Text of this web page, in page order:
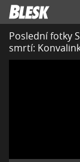
Poslední fotky
smrtí: